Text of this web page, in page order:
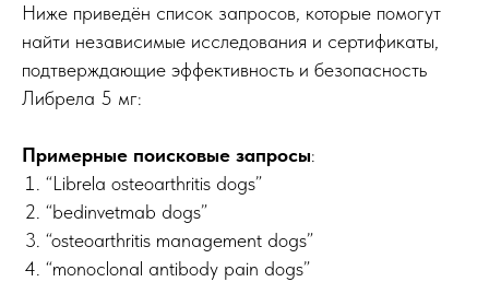
Ниже приведён список запросов, которые помогут
найти независимые исследования и сертификаты,
подтверждающие эффективность и безопасность
Либрела 5 мг:
Примерные поисковые запросы:
“Librela osteoarthritis dogs”
“bedinvetmab dogs”
“osteoarthritis management dogs”
“monoclonal antibody pain dogs”